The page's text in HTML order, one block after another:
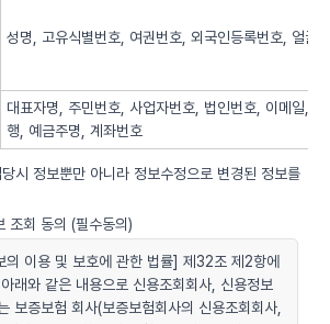
성명, 고유식별번호, 여권번호, 외국인등록번호, 얼굴
대표자명, 주민번호, 사업자번호, 법인번호, 이메일,
행, 예금주명, 계좌번호
시 정보뿐만 아니라 정보수정으로 변경된 정보를
조회 동의 (필수동의)
의 이용 및 보호에 관한 법률] 제32조 제2항에
래와 같은 내용으로 신용조회회사, 신용정보
보증보험 회사(보증보험회사의 신용조회회사,